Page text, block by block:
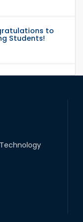
to
Students!
to Our Proud
Session
Leader
Students